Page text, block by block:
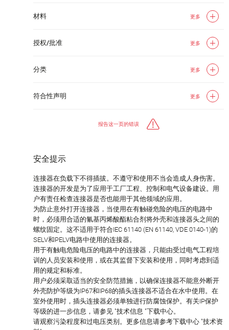
材料 更多
授权/批准 更多
分类 更多
符合性声明 更多
报告这一页的错误
安全提示
连接器在负载下不得插拔。不遵守和使用不当会造成人身伤害。
连接器的开发是为了应用于工厂工程、控制和电气设备建设。用
户有责任检查连接器是否也能用于其他领域的应用。
为防止意外打开连接器，当使用在有触碰危险的电压的电路中
时，必须用合适的氰基丙烯酸酯粘合剂将外壳和连接器头之间的
螺纹固定。这不适用于符合IEC 61140 (EN 61140, VDE 0140-1)的
SELV和PELV电路中使用的连接器。
用于有触电危险电压的电路中的连接器，只能由受过电气工程培
训的人员安装和使用，或在其监督下安装和使用，同时考虑到适
用的规定和标准。
用户必须采取适当的安全防范措施，以确保连接器不能意外断开
外壳防护等级为IP67和IP68的插头连接器不适合在水中使用。在
室外使用时，插头连接器必须单独进行防腐蚀保护。有关IP保护
等级的进一步信息，请参见 "技术信息 "下载中心。
请观察污染程度和过电压类别。更多信息请参考下载中心 "技术资